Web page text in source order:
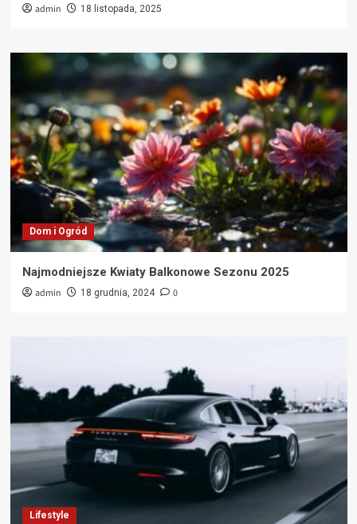
admin 18 listopada, 2025
Dom i Ogród
Najmodniejsze Kwiaty Balkonowe Sezonu 2025
admin 18 grudnia, 2024 0
Lifestyle